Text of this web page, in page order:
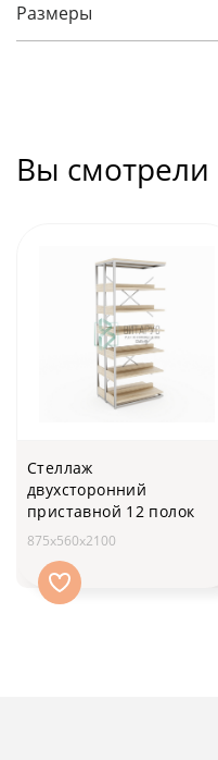
Размеры
Вы смотрели
Стеллаж
двухсторонний
приставной 12 полок
875х560х2100